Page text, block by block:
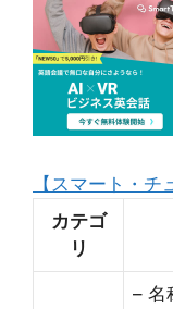
【スマート・
カテゴ
リ
– 名